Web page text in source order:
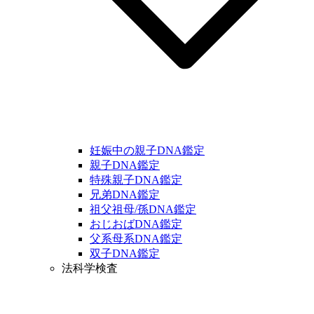
妊娠中の親子DNA鑑定
親子DNA鑑定
特殊親子DNA鑑定
兄弟DNA鑑定
祖父祖母/孫DNA鑑定
おじおばDNA鑑定
父系母系DNA鑑定
双子DNA鑑定
法科学検査